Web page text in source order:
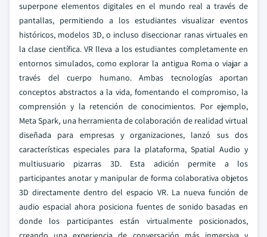
superpone elementos digitales en el mundo real a través de
pantallas, permitiendo a los estudiantes visualizar eventos
históricos, modelos 3D, o incluso diseccionar ranas virtuales en
la clase científica. VR lleva a los estudiantes completamente en
entornos simulados, como explorar la antigua Roma o viajar a
través del cuerpo humano. Ambas tecnologías aportan
conceptos abstractos a la vida, fomentando el compromiso, la
comprensión y la retención de conocimientos. Por ejemplo,
Meta Spark, una herramienta de colaboración de realidad virtual
diseñada para empresas y organizaciones, lanzó sus dos
características especiales para la plataforma, Spatial Audio y
multiusuario pizarras 3D. Esta adición permite a los
participantes anotar y manipular de forma colaborativa objetos
3D directamente dentro del espacio VR. La nueva función de
audio espacial ahora posiciona fuentes de sonido basadas en
donde los participantes están virtualmente posicionados,